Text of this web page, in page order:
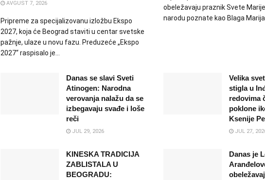
AVGUST 7, 2026
Pripreme za specijalizovanu izložbu Ekspo
2027, koja će Beograd staviti u centar svetske
pažnje, ulaze u novu fazu. Preduzeće „Ekspo
2027“ raspisalo je...
obeležavaju praznik Svete
narodu poznate kao Blaga
Danas se slavi Sveti
Atinogen: Narodna
verovanja nalažu da se
izbegavaju svađe i loše
reči
JUL 29, 2026
Velika
stigla u
redovima
poklone
Ksenije
JUL 27,
KINESKA TRADICIJA
ZABLISTALA U
BEOGRADU:
Danas je